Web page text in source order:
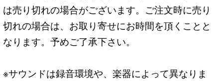
は売り切れの場合がございます。ご注文時に売り
切れの場合は、お取り寄せにお時間を頂くことと
なります。予めご了承下さい。
※サウンドは録音環境や、楽器によって異なりま